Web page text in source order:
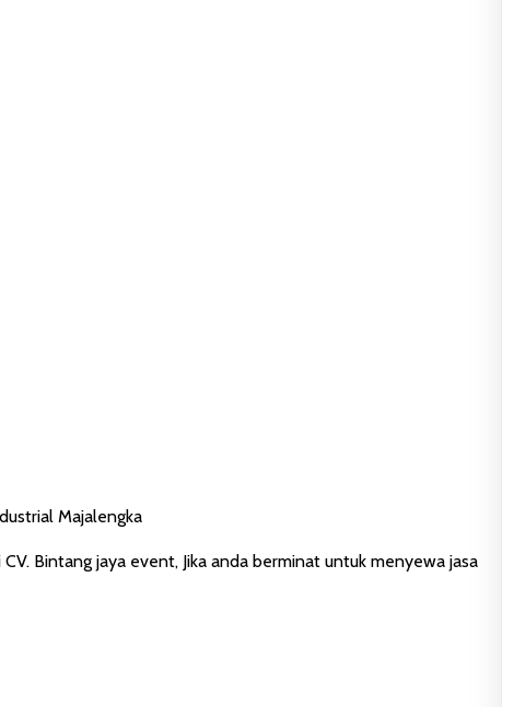
Bintang jaya event, Jika anda berminat untuk menyewa jasa